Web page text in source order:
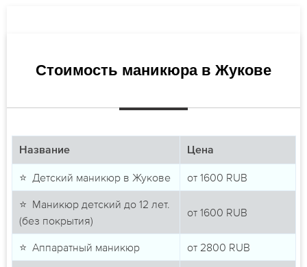
Стоимость маникюра в Жукове
Название Цена
⭐ Детский маникюр в Жукове от 1600 RUB
⭐ Маникюр детский до 12 лет.
(без покрытия)
от 1600 RUB
⭐ Аппаратный маникюр от 2800 RUB